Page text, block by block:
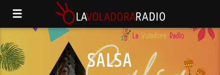
SALSA